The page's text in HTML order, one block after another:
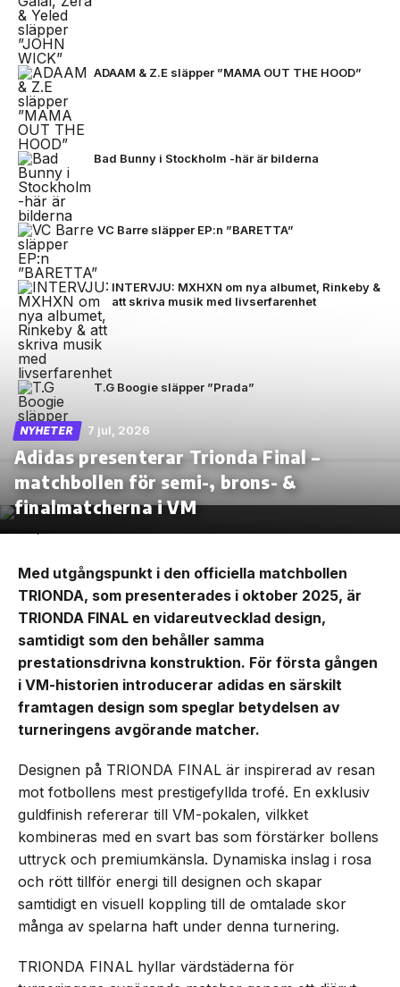
ADAAM & Z.E släpper ”MAMA OUT THE HOOD”
Bad Bunny i Stockholm -här är bilderna
VC Barre släpper EP:n ”BARETTA”
INTERVJU: MXHXN om nya albumet, Rinkeby &
att skriva musik med livserfarenhet
T.G Boogie släpper ”Prada”
NYHETER 7 jul, 2026
Adidas presenterar Trionda Final –
matchbollen för semi-, brons- &
finalmatcherna i VM
Med utgångspunkt i den officiella matchbollen
TRIONDA, som presenterades i oktober 2025, är
TRIONDA FINAL en vidareutvecklad design,
samtidigt som den behåller samma
prestationsdrivna konstruktion. För första gången
i VM-historien introducerar adidas en särskilt
framtagen design som speglar betydelsen av
turneringens avgörande matcher.
Designen på TRIONDA FINAL är inspirerad av resan
mot fotbollens mest prestigefyllda trofé. En exklusiv
guldfinish refererar till VM-pokalen, vilkket
kombineras med en svart bas som förstärker bollens
uttryck och premiumkänsla. Dynamiska inslag i rosa
och rött tillför energi till designen och skapar
samtidigt en visuell koppling till de omtalade skor
många av spelarna haft under denna turnering.
TRIONDA FINAL hyllar värdstäderna för